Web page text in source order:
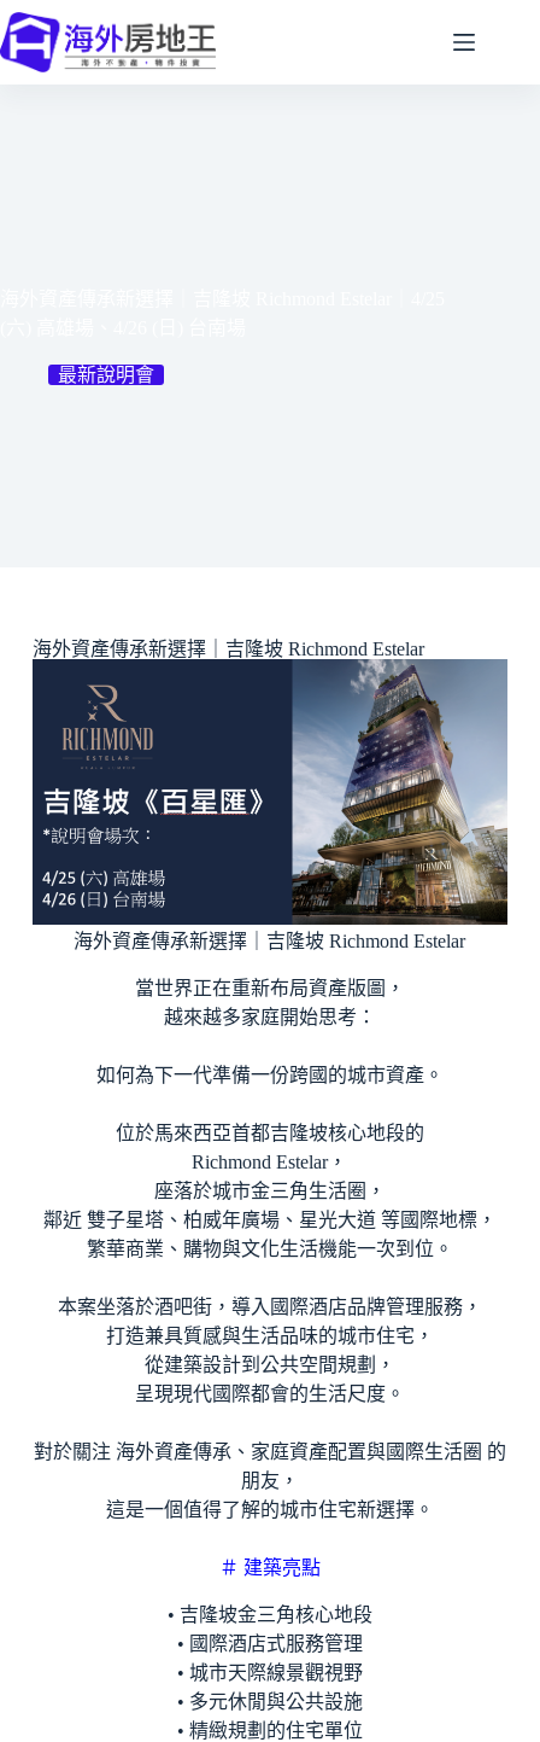
最新說明會
海外資產傳承新選擇｜吉隆坡 Richmond Estelar
海外資產傳承新選擇｜吉隆坡 Richmond Estelar
當世界正在重新布局資產版圖，
越來越多家庭開始思考：
如何為下一代準備一份跨國的城市資產。
位於馬來西亞首都吉隆坡核心地段的
Richmond Estelar，
座落於城市金三角生活圈，
鄰近 雙子星塔、柏威年廣場、星光大道 等國際地標，
繁華商業、購物與文化生活機能一次到位。
本案坐落於酒吧街，導入國際酒店品牌管理服務，
打造兼具質感與生活品味的城市住宅，
從建築設計到公共空間規劃，
呈現現代國際都會的生活尺度。
對於關注 海外資產傳承、家庭資產配置與國際生活圈 的
朋友，
這是一個值得了解的城市住宅新選擇。
＃ 建築亮點
• 吉隆坡金三角核心地段
• 國際酒店式服務管理
• 城市天際線景觀視野
• 多元休閒與公共設施
• 精緻規劃的住宅單位